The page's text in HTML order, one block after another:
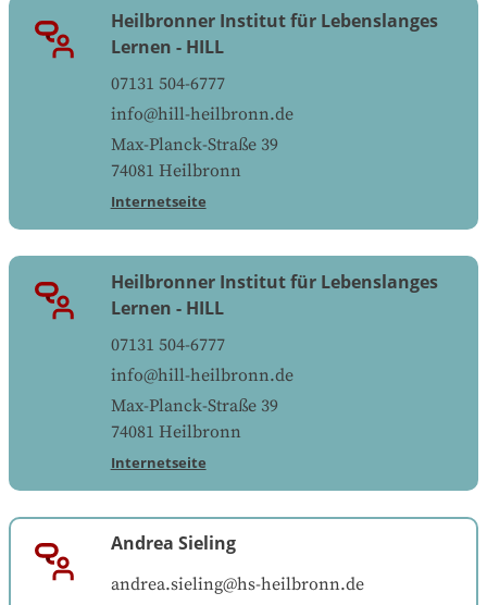
Heilbronner Institut für Lebenslanges
Lernen - HILL
07131 504-6777
info@hill-heilbronn.de
Max-Planck-Straße 39
74081 Heilbronn
Internetseite
Heilbronner Institut für Lebenslanges
Lernen - HILL
07131 504-6777
info@hill-heilbronn.de
Max-Planck-Straße 39
74081 Heilbronn
Internetseite
Andrea Sieling
andrea.sieling@hs-heilbronn.de